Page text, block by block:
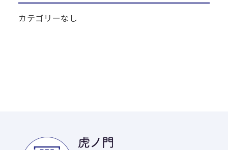
カテゴリーなし